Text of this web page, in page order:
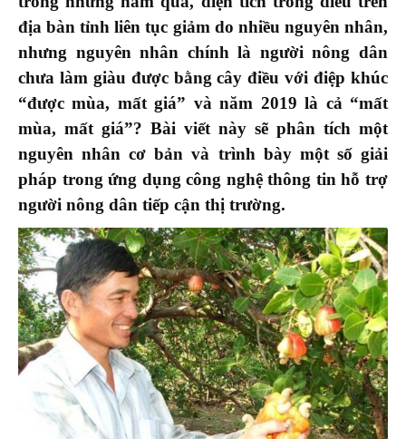
địa bàn tỉnh liên tục giảm do nhiều nguyên nhân,
nhưng nguyên nhân chính là người nông dân
chưa làm giàu được bằng cây điều với điệp khúc
“được mùa, mất giá” và năm 2019 là cả “mất
mùa, mất giá”? Bài viết này sẽ phân tích một
nguyên nhân cơ bản và trình bày một số giải
pháp trong ứng dụng công nghệ thông tin hỗ trợ
người nông dân tiếp cận thị trường.